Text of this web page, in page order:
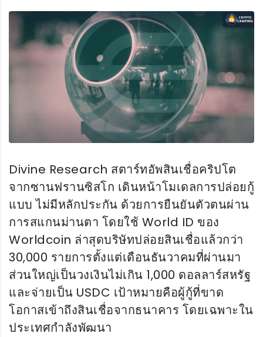
Divine Research สตาร์ทอัพสินเชื่อคริปโต
จากซานฟรานซิสโก เดินหน้าโมเดลการปล่อยกู้
แบบ ไม่มีหลักประกัน ด้วยการยืนยันตัวตนผ่าน
การสแกนม่านตา โดยใช้ World ID ของ
Worldcoin ล่าสุดบริษัทปล่อยสินเชื่อแล้วกว่า
30,000 รายการตั้งแต่เดือนธันวาคมที่ผ่านมา
ส่วนใหญ่เป็นวงเงินไม่เกิน 1,000 ดอลลาร์สหรัฐ
และจ่ายเป็น USDC เป้าหมายคือผู้กู้ที่ขาด
โอกาสเข้าถึงสินเชื่อจากธนาคาร โดยเฉพาะใน
ประเทศกำลังพัฒนา